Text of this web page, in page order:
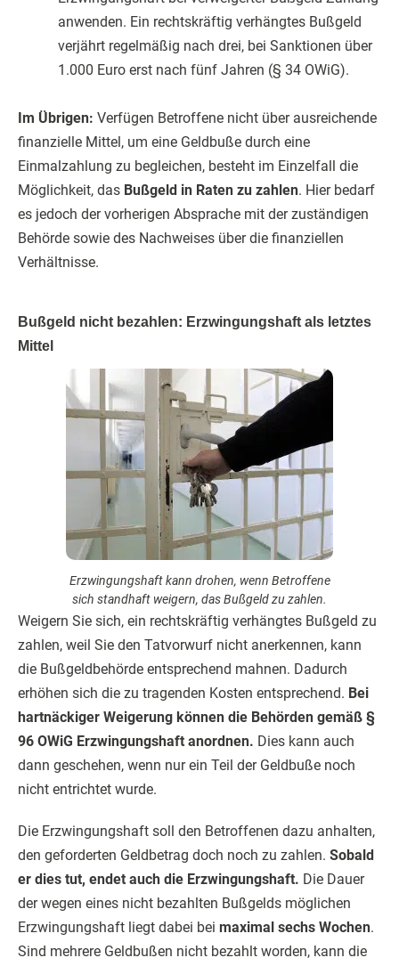
anwenden. Ein rechtskräftig verhängtes Bußgeld
verjährt regelmäßig nach drei, bei Sanktionen über
1.000 Euro erst nach fünf Jahren (§ 34 OWiG).
Im Übrigen: Verfügen Betroffene nicht über ausreichende
finanzielle Mittel, um eine Geldbuße durch eine
Einmalzahlung zu begleichen, besteht im Einzelfall die
Möglichkeit, das Bußgeld in Raten zu zahlen. Hier bedarf
es jedoch der vorherigen Absprache mit der zuständigen
Behörde sowie des Nachweises über die finanziellen
Verhältnisse.
Bußgeld nicht bezahlen: Erzwingungshaft als letztes
Mittel
Erzwingungshaft kann drohen, wenn Betroffene
sich standhaft weigern, das Bußgeld zu zahlen.
Weigern Sie sich, ein rechtskräftig verhängtes Bußgeld zu
zahlen, weil Sie den Tatvorwurf nicht anerkennen, kann
die Bußgeldbehörde entsprechend mahnen. Dadurch
erhöhen sich die zu tragenden Kosten entsprechend. Bei
hartnäckiger Weigerung können die Behörden gemäß §
96 OWiG Erzwingungshaft anordnen. Dies kann auch
dann geschehen, wenn nur ein Teil der Geldbuße noch
nicht entrichtet wurde.
Die Erzwingungshaft soll den Betroffenen dazu anhalten,
den geforderten Geldbetrag doch noch zu zahlen. Sobald
er dies tut, endet auch die Erzwingungshaft. Die Dauer
der wegen eines nicht bezahlten Bußgelds möglichen
Erzwingungshaft liegt dabei bei maximal sechs Wochen.
Sind mehrere Geldbußen nicht bezahlt worden, kann die